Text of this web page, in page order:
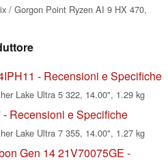
/ Gorgon Point Ryzen AI 9 HX 470,
- Recensioni e Specifiche
Lake Ultra 5 322, 14.00", 1.29 kg
Recensioni e Specifiche
Lake Ultra 7 355, 14.00", 1.27 kg
Gen 14 21V70075GE -